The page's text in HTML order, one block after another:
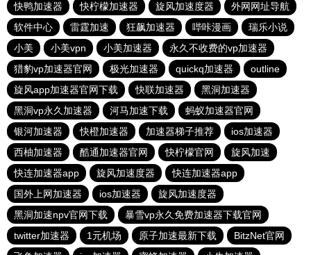
快鸭加速器
快柠檬加速器 旋风加速度器
外网网址导航
软件中心
雷霆加速 狂飙加速器 哔咔漫画
瑞乐小说
小美
小美vpn 小美加速器
永久不收费的vp加速器
猎豹vp加速器官网
极光加速器 quickq加速器
outline
旋风app加速器官网下载
快联加速器
黑洞加速器
黑洞vp永久加速器
河马加速下载
蚂蚁加速器官网
银河加速器
快橙加速器 加速器梯子推荐
ios加速器
西柚加速器
酷通加速器官网 快柠檬官网
旋风加速
快连加速器app
旋风加速度器
快连加速器app
国外上网加速器
ios加速器
旋风加速度器
黑洞加速npv官网下载
暴雪vp永久免费加速器下载官网
twitter加速器
1元机场 原子加速最新下载
BitzNet官网